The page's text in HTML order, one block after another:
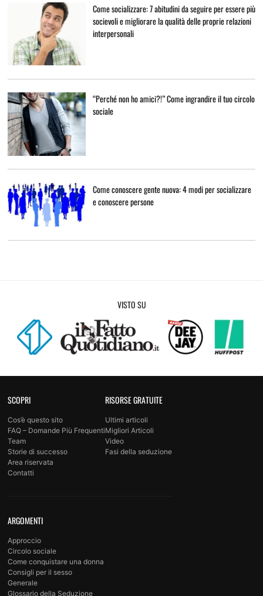
Come socializzare: 7 abitudini da seguire per essere più
socievoli e migliorare la qualità delle proprie relazioni
interpersonali
“Perché non ho amici?!” Come ingrandire il tuo circolo
sociale
Come conoscere gente nuova: 4 modi per socializzare
e conoscere persone
VISTO SU
SCOPRI
Cos’è questo sito
FAQ – Domande Più Frequenti
Team
Storie di successo
Area riservata
Contatti
RISORSE GRATUITE
Ultimi articoli
Migliori Articoli
Video
Fasi della seduzione
ARGOMENTI
Approccio
Circolo sociale
Come conquistare una donna
Consigli per il sesso
Generale
Glossario della Seduzione